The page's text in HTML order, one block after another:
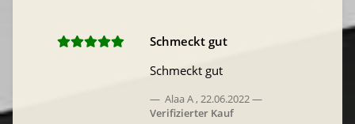
Schmeckt gut
Schmeckt gut
Alaa A, 22.06.2022
Verifizierter Kauf